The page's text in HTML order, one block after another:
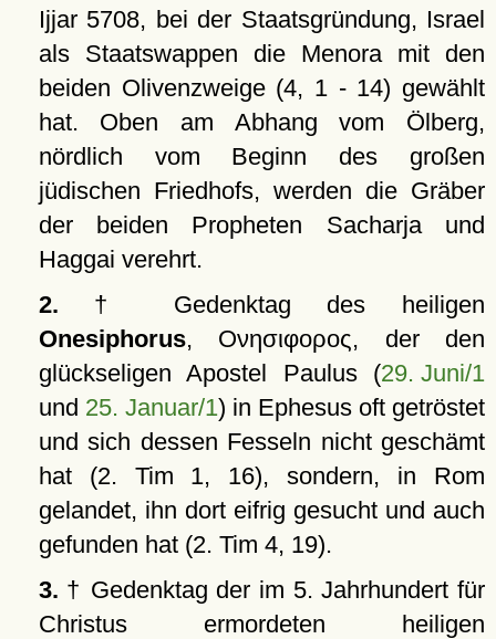
Ijjar 5708, bei der Staatsgründung, Israel
als Staatswappen die Menora mit den
beiden Olivenzweige (4, 1 - 14) gewählt
hat. Oben am Abhang vom Ölberg,
nördlich vom Beginn des großen
jüdischen Friedhofs, werden die Gräber
der beiden Propheten Sacharja und
Haggai verehrt.
2. † Gedenktag des heiligen
Onesiphorus, Ονησιφορος, der den
glückseligen Apostel Paulus (29. Juni/1
und 25. Januar/1) in Ephesus oft getröstet
und sich dessen Fesseln nicht geschämt
hat (2. Tim 1, 16), sondern, in Rom
gelandet, ihn dort eifrig gesucht und auch
gefunden hat (2. Tim 4, 19).
3. † Gedenktag der im 5. Jahrhundert für
Christus ermordeten heiligen